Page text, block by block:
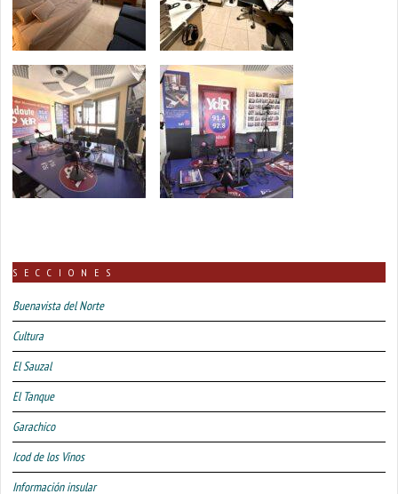
SECCIONES
Buenavista del Norte
Cultura
El Sauzal
El Tanque
Garachico
Icod de los Vinos
Información insular